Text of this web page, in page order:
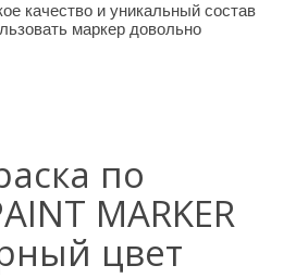
качество и уникальный состав
маркер довольно
по
MARKER
цвет